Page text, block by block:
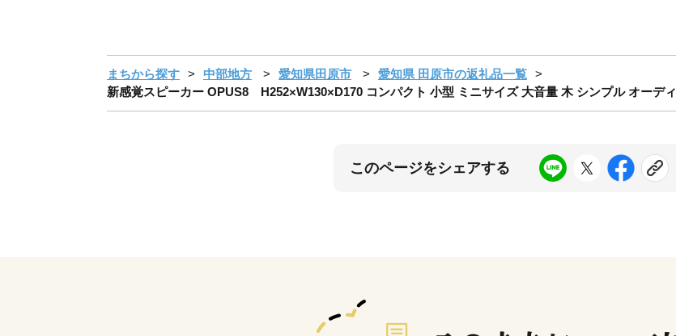
まちから探す 中部地方 愛知県田原市
愛知県 田原市の返礼品一覧
新感覚スピーカー OPUS8 H252×W130×D170 コンパクト 小型 ミニサイズ 大音量 木 シンプル オーデ
このページをシェアする